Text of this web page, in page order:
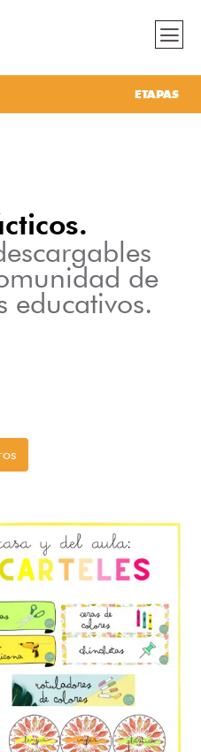
ETAPAS
de
educativos.